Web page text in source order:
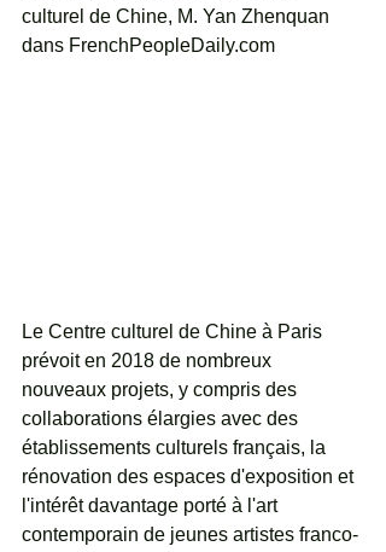
culturel de Chine, M. Yan Zhenquan
dans FrenchPeopleDaily.com
Le Centre culturel de Chine à Paris
prévoit en 2018 de nombreux
nouveaux projets, y compris des
collaborations élargies avec des
établissements culturels français, la
rénovation des espaces d'exposition et
l'intérêt davantage porté à l'art
contemporain de jeunes artistes franco-